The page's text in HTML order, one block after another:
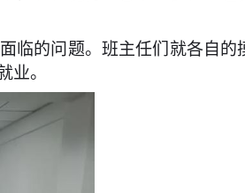
临的问题。班主任们就各自的
业。